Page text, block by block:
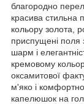
благородно
красива стильна
кольору золота,
приспущені
шарм і
кремовому
оксамитової
м'яко і комфортно
капелюшок на